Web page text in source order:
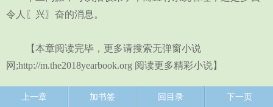
令人〖兴〗奋的消息。
【本章阅读完毕，更多请搜索无弹窗小说
网;http://m.the2018yearbook.org 阅读更多精彩小说】
上一章 加书签 回目录 下一页